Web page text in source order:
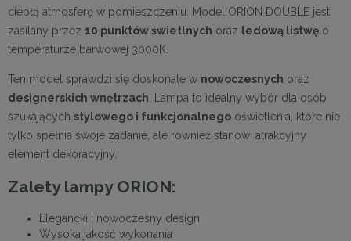
ciepłą atmosferę w pomieszczeniu. Model ORION DOUBLE jest
zasilany przez 10 punktów świetlnych oraz ledową listwę o
temperaturze barwowej 3000K.
Ten model sprawdzi się doskonale w nowoczesnych oraz
designerskich wnętrzach . Lampa to idealny wybór dla osób
szukających stylowego i funkcjonalnego oświetlenia, które nie
tylko spełnia swoje zadanie, ale również stanowi atrakcyjny
element dekoracyjny.
Zalety lampy ORION:
Elegancki i nowoczesny design
Wysoka jakość wykonania